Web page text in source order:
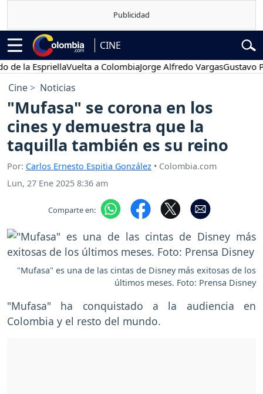
CINE
EspriellaVuelta a ColombiaJorge Alfredo VargasGustavo Petro
Cine Noticias
"Mufasa" se corona en los
cines y demuestra que la
taquilla también es su reino
Por: Carlos Ernesto Espitia González • Colombia.com
Lun, 27 Ene 2025 8:36 am
Comparte en:
"Mufasa" es una de las cintas de Disney más exitosas de los
últimos meses. Foto: Prensa Disney
"Mufasa" ha conquistado a la audiencia en
Colombia y el resto del mundo.